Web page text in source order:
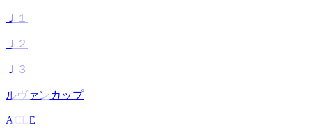
Ｊ１
Ｊ２
Ｊ３
ルヴァンカップ
ACLE